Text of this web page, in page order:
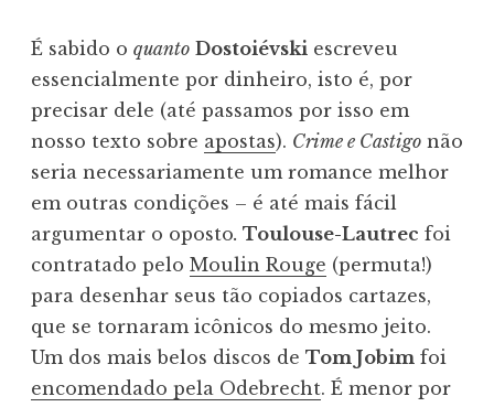
É sabido o quanto Dostoiévski escreveu
essencialmente por dinheiro, isto é, por
precisar dele (até passamos por isso em
nosso texto sobre apostas). Crime e Castigo não
seria necessariamente um romance melhor
em outras condições – é até mais fácil
argumentar o oposto. Toulouse-Lautrec foi
contratado pelo Moulin Rouge (permuta!)
para desenhar seus tão copiados cartazes,
que se tornaram icônicos do mesmo jeito.
Um dos mais belos discos de Tom Jobim foi
encomendado pela Odebrecht. É menor por